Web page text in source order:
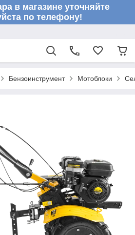
в магазине уточняйте
по телефону!
Бензоинструмент Мотоблоки